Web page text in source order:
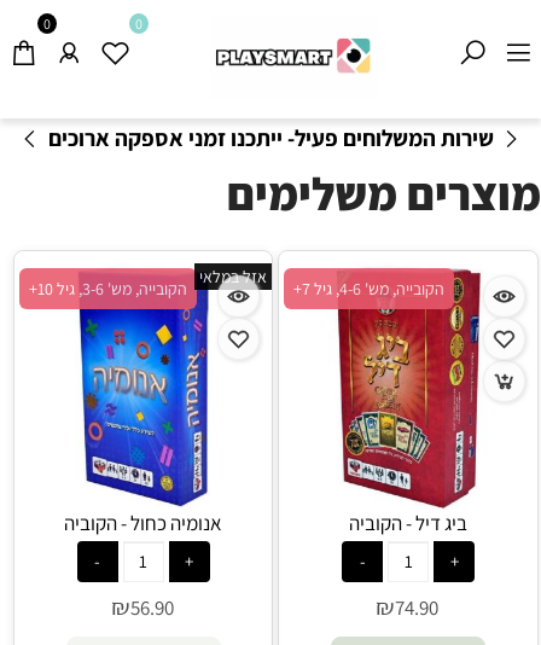
שירות המשלוחים פעיל- ייתכנו זמני אספקה ארוכים
0 0
מוצרים משלימים
הקובייה, מש' 4-6, גיל 7+
ביג דיל - הקוביה
₪74.90
הקובייה, מש' 3-6, גיל 10+
אזל במלאי
אנומיה כחול - הקוביה
₪56.90